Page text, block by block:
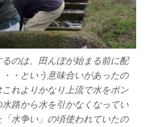
のは、田んぼが始まる前に配
・という意味合いがあったの
れよりかなり上流で水をポン
路から水を引かなくなってい
水争い」の頃使われていたの